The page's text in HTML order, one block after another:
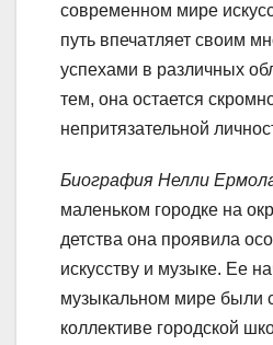
современном мире
путь впечатляет своим
успехами в различных
тем, она остается
непритязательной
Биография Нелли
маленьком городке на
детства она проявила
искусству и музыке. Ее
музыкальном мире были
коллективе городской